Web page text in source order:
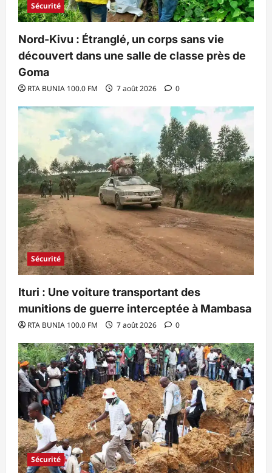
Sécurité
Nord-Kivu : Étranglé, un corps sans vie
découvert dans une salle de classe près de
Goma
RTA BUNIA 100.0 FM 7 août 2026 0
Sécurité
Ituri : Une voiture transportant des
munitions de guerre interceptée à Mambasa
RTA BUNIA 100.0 FM 7 août 2026 0
Sécurité